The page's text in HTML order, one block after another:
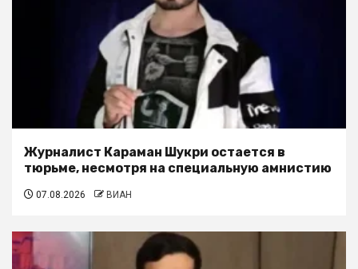
Журналист Караман Шукри остается в
тюрьме, несмотря на специальную амнистию
07.08.2026 ВИАН